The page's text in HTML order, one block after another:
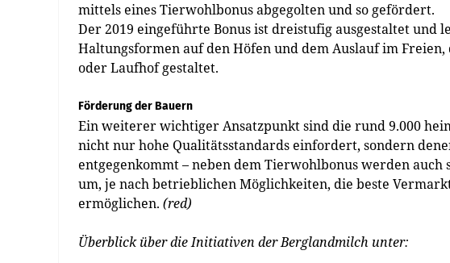
mittels eines Tierwohlbonus abgegolten und so gefördert.
Der 2019 eingeführte Bonus ist dreistufig ausgestaltet und
Haltungsformen auf den Höfen und dem Auslauf im
oder Laufhof gestaltet.
Förderung der Bauern
Ein weiterer wichtiger Ansatzpunkt sind die rund 9.000
nicht nur hohe Qualitätsstandards einfordert, sondern
entgegenkommt – neben dem Tierwohlbonus werden
um, je nach betrieblichen Möglichkeiten, die beste
ermöglichen. (red)
Überblick über die Initiativen der Berglandmilch unter: